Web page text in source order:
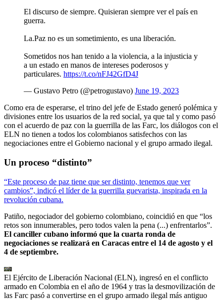
El discurso de siempre. Quisieran siempre ver el país en
guerra.
La.Paz no es un sometimiento, es una liberación.
Sometidos nos han tenido a la violencia, a la injusticia y
a un estado en manos de intereses poderosos y
particulares. https://t.co/nFJ42GfD4J
— Gustavo Petro (@petrogustavo) June 19, 2023
Como era de esperarse, el trino del jefe de Estado generó polémica y
divisiones entre los usuarios de la red social, ya que tal y como pasó
con el acuerdo de paz con la guerrilla de las Farc, los diálogos con el
ELN no tienen a todos los colombianos satisfechos con las
negociaciones entre el Gobierno nacional y el grupo armado ilegal.
Un proceso “distinto”
“Este proceso de paz tiene que ser distinto, tenemos que ver
cambios”, indicó el líder de la guerrilla guevarista, inspirada en la
revolución cubana.
Patiño, negociador del gobierno colombiano, coincidió en que “los
retos son innumerables, pero todos valen la pena (...) enfrentarlos”.
El canciller cubano informó que la cuarta ronda de
negociaciones se realizará en Caracas entre el 14 de agosto y el
4 de septiembre.
El Ejército de Liberación Nacional (ELN), ingresó en el conflicto
armado en Colombia en el año de 1964 y tras la desmovilización de
las Farc pasó a convertirse en el grupo armado ilegal más antiguo